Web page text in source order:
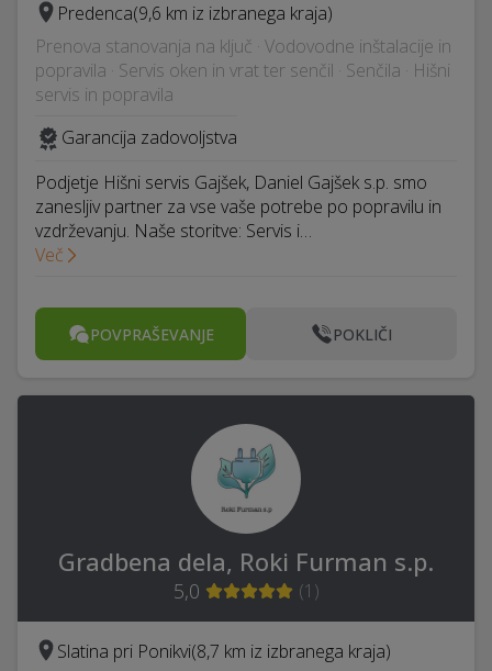
Predenca(9,6 km iz izbranega kraja)
Prenova stanovanja na ključ · Vodovodne inštalacije in
popravila · Servis oken in vrat ter senčil · Senčila · Hišni
servis in popravila
Garancija zadovoljstva
Podjetje Hišni servis Gajšek, Daniel Gajšek s.p. smo
zanesljiv partner za vse vaše potrebe po popravilu in
vzdrževanju. Naše storitve: Servis i…
Več
POVPRAŠEVANJE POKLIČI
Gradbena dela, Roki Furman s.p.
5,0 (1 )
Slatina pri Ponikvi(8,7 km iz izbranega kraja)